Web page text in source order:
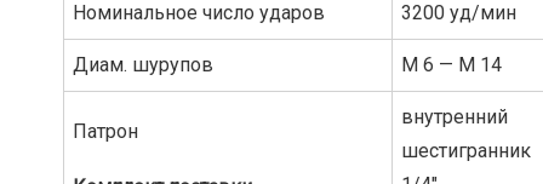
Номинальное число ударов 3200 уд/мин
Диам. шурупов M 6 — M 14
Патрон
внутренний
шестигранник